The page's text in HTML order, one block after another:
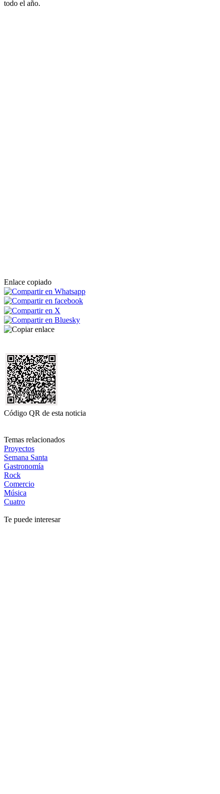
todo el año.
Enlace copiado
Código QR de esta noticia
Temas relacionados
Proyectos
Semana Santa
Gastronomía
Rock
Comercio
Música
Cuatro
Te puede interesar